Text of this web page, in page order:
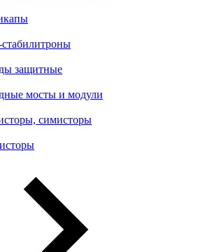
защитные
мосты и модули
симисторы